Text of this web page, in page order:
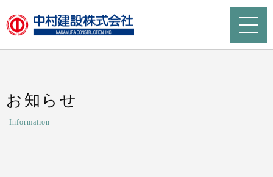
お知らせ
Information